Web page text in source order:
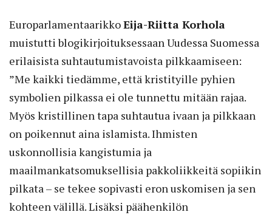
EuroparlamentaarikkoEija-Riitta Korhola
muistutti blogikirjoituksessaan Uudessa Suomessa
erilaisista suhtautumistavoista pilkkaamiseen:
”Me kaikki tiedämme, että kristityille pyhien
symbolien pilkassa ei ole tunnettu mitään rajaa.
Myös kristillinen tapa suhtautua ivaan ja pilkkaan
on poikennut aina islamista. Ihmisten
uskonnollisia kangistumia ja
maailmankatsomuksellisia pakkoliikkeitä sopiikin
pilkata – se tekee sopivasti eron uskomisen ja sen
kohteen välillä. Lisäksi päähenkilön